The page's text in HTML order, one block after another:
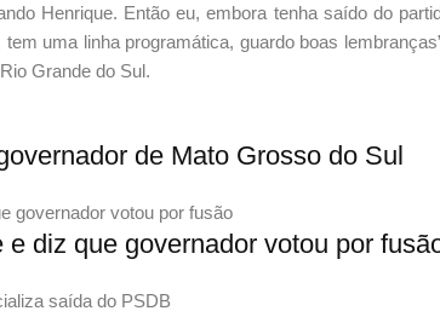
Henrique. Então eu, embora tenha saído do
uma linha programática, guardo boas
Grande do Sul.
de Mato Grosso do Sul
diz que governador votou por